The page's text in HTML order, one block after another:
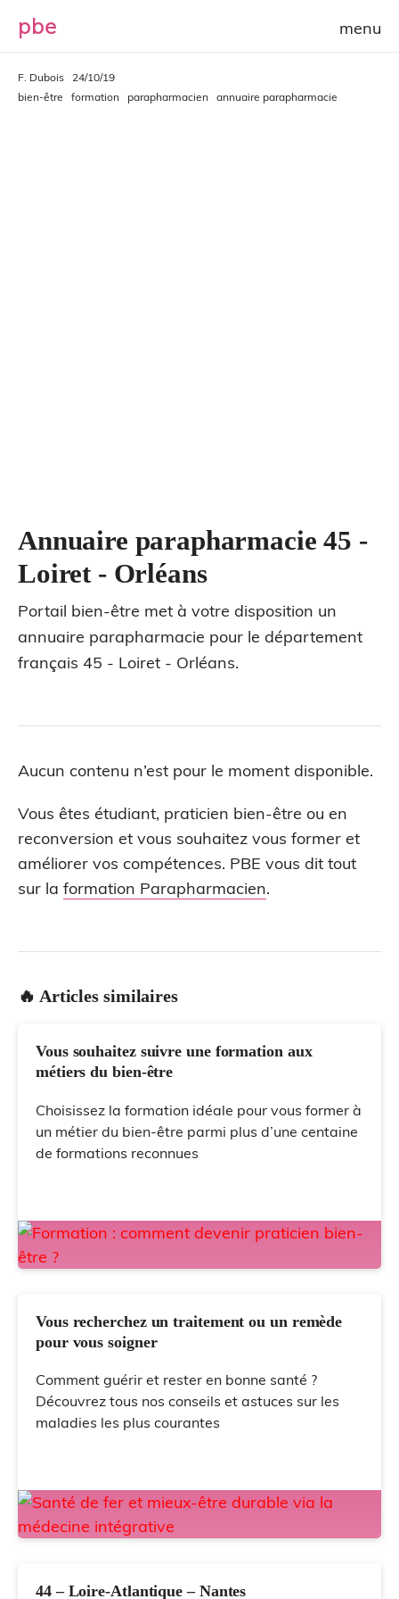
pbe
F. Dubois
24/10/19
bien-être
formation parapharmacien annuaire parapharmacie
Annuaire parapharmacie 45 -
Loiret - Orléans
Portail bien-être met à votre disposition un
annuaire parapharmacie pour le département
français 45 - Loiret - Orléans.
Aucun contenu n’est pour le moment disponible.
Vous êtes étudiant, praticien bien-être ou en
reconversion et vous souhaitez vous former et
améliorer vos compétences. PBE vous dit tout
sur la formation Parapharmacien.
🔥 Articles similaires
Vous souhaitez suivre une formation aux
métiers du bien-être
Choisissez la formation idéale pour vous former à
un métier du bien-être parmi plus d’une centaine
de formations reconnues
Vous recherchez un traitement ou un remède
pour vous soigner
Comment guérir et rester en bonne santé ?
Découvrez tous nos conseils et astuces sur les
maladies les plus courantes
44 – Loire-Atlantique – Nantes